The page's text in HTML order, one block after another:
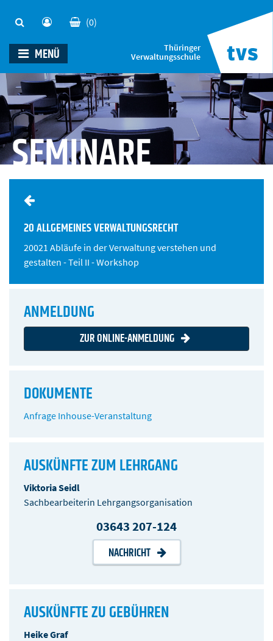
Thüringer
Verwaltungsschule
(0)
MENÜ
SEMINARE
20 ALLGEMEINES VERWALTUNGSRECHT
20021 Abläufe in der Verwaltung verstehen und
gestalten - Teil II - Workshop
ANMELDUNG
ZUR ONLINE-ANMELDUNG
DOKUMENTE
Anfrage Inhouse-Veranstaltung
AUSKÜNFTE ZUM LEHRGANG
Viktoria Seidl
Sachbearbeiterin Lehrgangsorganisation
03643 207-124
NACHRICHT
AUSKÜNFTE ZU GEBÜHREN
Heike Graf